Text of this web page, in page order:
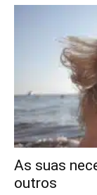
As suas
outros